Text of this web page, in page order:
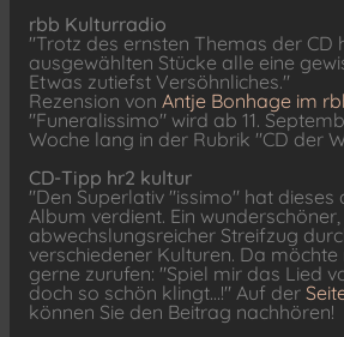
rbb Kulturradio
"Trotz des ernsten Themas der CD
ausgewählten Stücke alle eine
Etwas zutiefst Versöhnliches."
Rezension von Antje Bonhage im
"Funeralissimo" wird ab 11.
Woche lang in der Rubrik "CD der
CD-Tipp hr2 kultur
"Den Superlativ "issimo" hat dieses
Album verdient. Ein wunderschöner,
abwechslungsreicher Streifzug
verschiedener Kulturen. Da
gerne zurufen: "Spiel mir das Lied
doch so schön klingt…!" Auf der
können Sie den Beitrag nachhören!